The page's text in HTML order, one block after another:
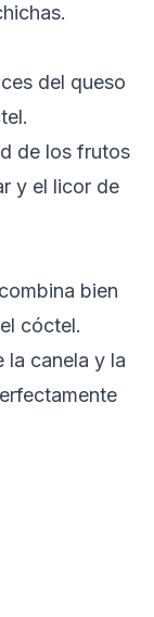
del queso
de los frutos
y el licor de
bien
cóctel.
la canela y la